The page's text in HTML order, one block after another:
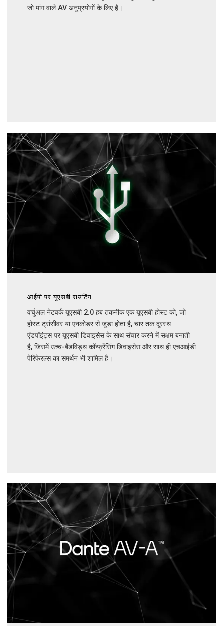
जो मांग वाले AV अनुप्रयोगों के लिए है।
आईपी पर यूएसबी राउटिंग
वर्चुअल नेटवर्क यूएसबी 2.0 हब तकनीक एक यूएसबी होस्ट को, जो
होस्ट ट्रांसीवर या एनकोडर से जुड़ा होता है, चार तक दूरस्थ
एंडपॉइंट्स पर यूएसबी डिवाइसेस के साथ संचार करने में सक्षम बनाती
है, जिसमें उच्च-बैंडविड्थ कॉन्फ्रेंसिंग डिवाइसेस और साथ ही एचआईडी
पेरिफेरल्स का समर्थन भी शामिल है।